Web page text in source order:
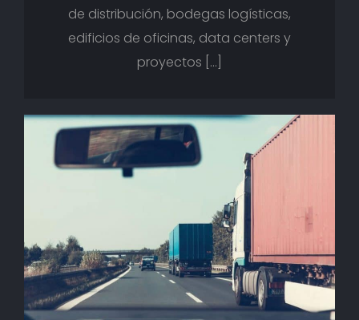
de distribución, bodegas logísticas,
edificios de oficinas, data centers y
proyectos […]